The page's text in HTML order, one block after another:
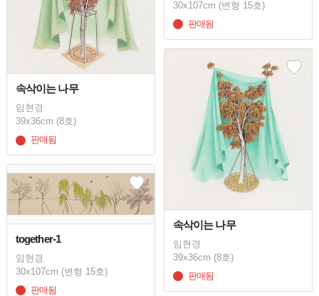
30x107cm (변형 15호)
판매됨
속삭이는 나무
임현경
39x36cm (8호)
판매됨
속삭이는 나무
임현경
39x36cm (8호)
판매됨
together-1
임현경
30x107cm (변형 15호)
판매됨